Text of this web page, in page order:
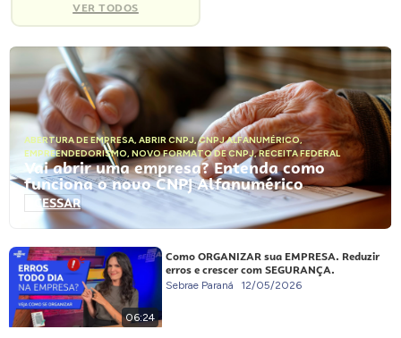
VER TODOS
ABERTURA DE EMPRESA, ABRIR CNPJ,CNPJ ALFANUMÉRICO,
EMPREENDEDORISMO, NOVO FORMATO DE CNPJ,RECEITA FEDERAL
Vai abrir uma empresa? Entenda como
funciona o novo CNPJ Alfanumérico
ACESSAR
06:24
Como ORGANIZAR sua EMPRESA. Reduzir
erros e crescer com SEGURANÇA.
Sebrae Paraná 12/05/2026